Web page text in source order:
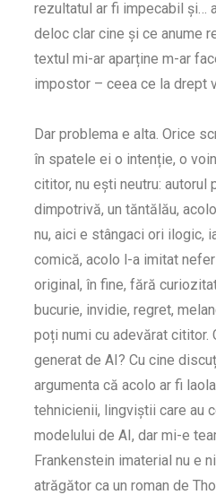
rezultatul ar fi impecabil și…
deloc clar cine și ce anume
textul mi-ar aparține m-ar
impostor – ceea ce la drept
Dar problema e alta. Orice
în spatele ei o intenție, o
cititor, nu ești neutru: autorul
dimpotrivă, un tăntălău,
nu, aici e stângaci ori ilogic,
comică, acolo l-a imitat
original, în fine, fără
bucurie, invidie, regret,
poți numi cu adevărat cititor.
generat de AI? Cu cine
argumenta că acolo ar fi
tehnicienii, lingviștii care au
modelului de AI, dar mi-e
Frankenstein imaterial nu e
atrăgător ca un roman de